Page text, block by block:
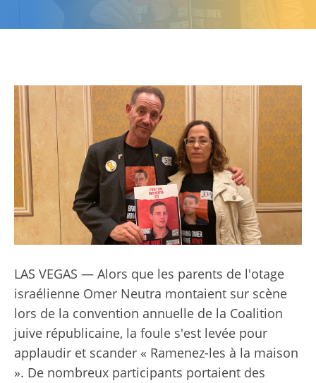
LAS VEGAS — Alors que les parents de l'otage
israélienne Omer Neutra montaient sur scène
lors de la convention annuelle de la Coalition
juive républicaine, la foule s'est levée pour
applaudir et scander « Ramenez-les à la maison
». De nombreux participants portaient des